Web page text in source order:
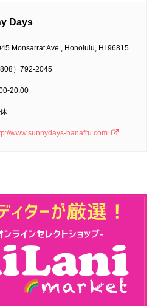
Days
Monsarrat Ave., Honolulu, HI 96815
808）792-2045
20:00
www.sunnydays-hanafru.com